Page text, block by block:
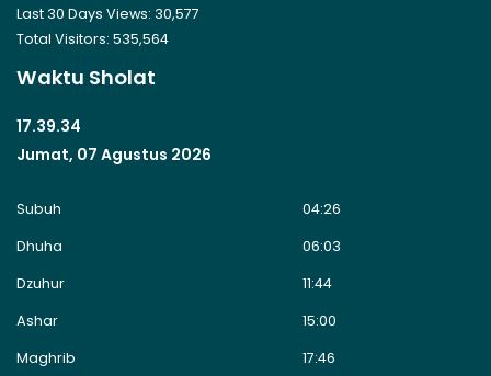
Last 30 Days Views: 30,577
Total Visitors: 535,564
Waktu Sholat
17.39.34
Jumat, 07 Agustus 2026
Subuh
04:26
Dhuha
06:03
Dzuhur
11:44
Ashar
15:00
Maghrib
17:46